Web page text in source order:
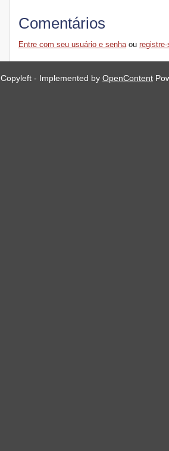
Comentários
Entre com seu usuário e senha ou
Copyleft - Implemented byOpenContent